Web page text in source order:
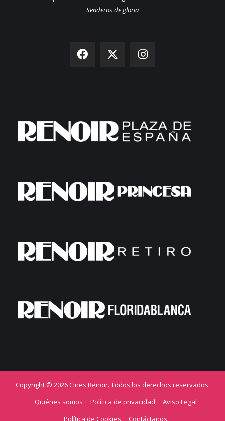
Senderos de gloria
Copyright © 2026 Cines Renoir. Todos los derechos reservados.
Quiénes somos
Política de privacidad
Aviso Legal
Política de Cookies
Contáctanos